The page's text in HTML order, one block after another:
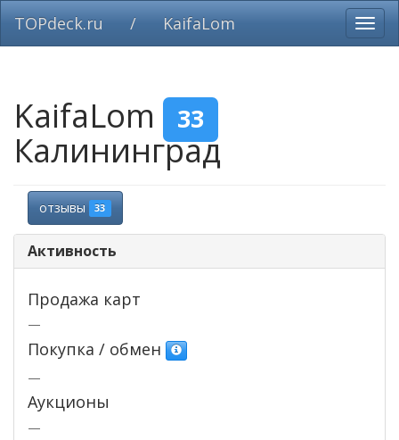
TOPdeck.ru / KaifaLom
KaifaLom 33
Калининград
отзывы 33
Активность
Продажа карт
—
Покупка / обмен
—
Аукционы
—